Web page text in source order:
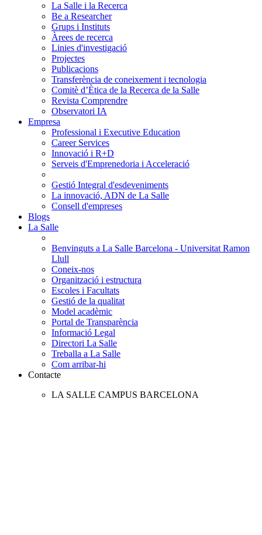
La Salle i la Recerca
Be a Researcher
Grups i Instituts
Àrees de recerca
Linies d'investigació
Projectes
Publicacions
Transferència de coneixement i tecnologia
Comitè d’Ètica de la Recerca de la Salle
Revista Comprendre
Observatori IA
Empresa
Professional i Executive Education
Career Services
Innovació i R+D
Serveis d'Emprenedoria i Acceleració
Gestió Integral d'esdeveniments
La innovació, ADN de La Salle
Consell d'empreses
Blogs
La Salle
Benvinguts a La Salle Barcelona - Universitat Ramon
Llull
Coneix-nos
Organització i estructura
Escoles i Facultats
Gestió de la qualitat
Model acadèmic
Portal de Transparència
Informació Legal
Directori La Salle
Treballa a La Salle
Com arribar-hi
Contacte
LA SALLE CAMPUS BARCELONA